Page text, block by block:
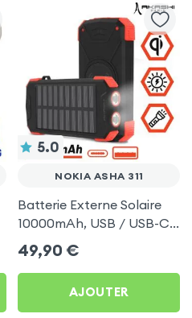
5.0
NOKIA ASHA 311
Batterie Externe Solaire
10000mAh, USB / USB-C
+ Charge Sans Fil,
Antichocs, Lampe
Torche, Akashi - Noir pour
Nokia Asha 311
49,90 €
AJOUTER